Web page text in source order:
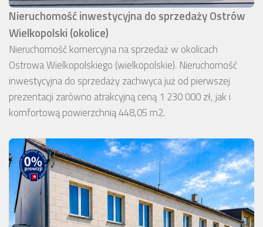
Nieruchomość inwestycyjna do sprzedaży Ostrów
Wielkopolski (okolice)
Nieruchomość komercyjna na sprzedaż w okolicach
Ostrowa Wielkopolskiego (wielkopolskie). Nieruchomość
inwestycyjna do sprzedaży zachwyca już od pierwszej
prezentacji zarówno atrakcyjną ceną 1 230 000 zł, jak i
komfortową powierzchnią 448,05 m2.